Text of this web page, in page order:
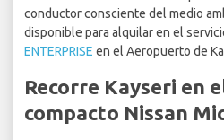
conductor consciente del medio
disponible para alquilar en el
ENTERPRISE en el Aeropuerto de
Recorre Kayseri en
compacto Nissan